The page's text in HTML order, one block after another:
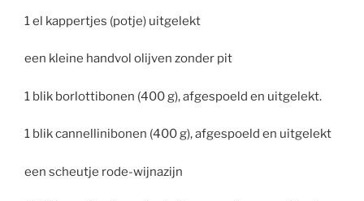
1 el kappertjes (potje) uitgelekt
een kleine handvol olijven zonder pit
1 blik borlottibonen (400 g), afgespoeld en uitgelekt.
1 blik cannellinibonen (400 g), afgespoeld en uitgelekt
een scheutje rode-wijnazijn